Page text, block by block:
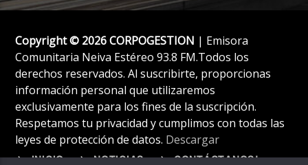
Copyright © 2026 CORPOGESTION | Emisora
Comunitaria Neiva Estéreo 93.8 FM.Todos los
derechos reservados. Al suscribirte, proporcionas
información personal que utilizaremos
exclusivamente para los fines de la suscripción.
Respetamos tu privacidad y cumplimos con todas las
leyes de protección de datos. Descargar
INICIO NOTICIAS CONTÁCTANOS!